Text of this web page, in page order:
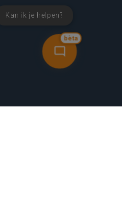
bèta
Kan ik je helpen?